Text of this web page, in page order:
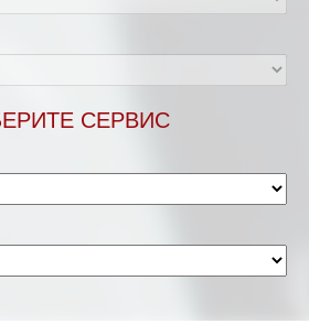
СЕРВИС